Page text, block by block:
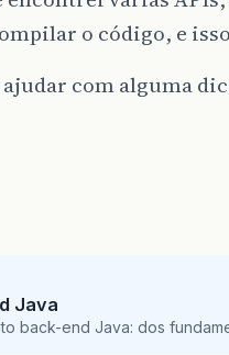
o código, e
com alguma
Java
back-end Java: dos